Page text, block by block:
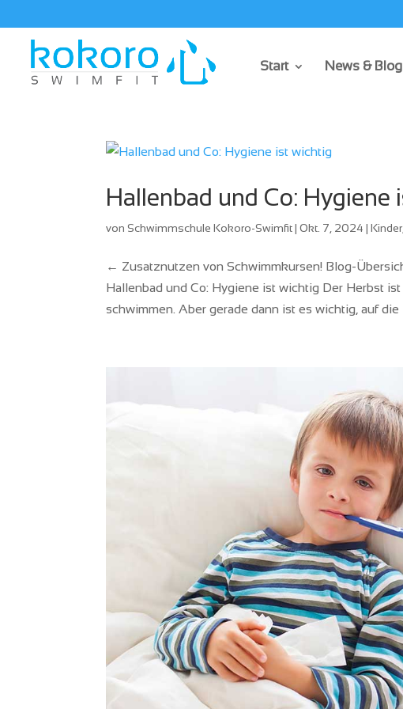
Start News & Blog
Hallenbad und Co: Hygiene
vonSchwimmschule Kokoro-Swimfit|Okt. 7, 2024 |Kinder
← Zusatznutzen von Schwimmkursen! Blog-
Hallenbad und Co: Hygiene ist wichtig Der Herbst
schwimmen. Aber gerade dann ist es wichtig, auf die